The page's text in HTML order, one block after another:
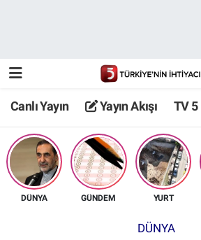
Canlı Yayın Yayın Akışı TV 5
DÜNYA GÜNDEM YURT
DÜNYA
TV 5 Ekranı ve Arşiv